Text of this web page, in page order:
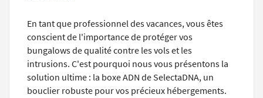
En tant que professionnel des vacances, vous êtes
conscient de l'importance de protéger vos
bungalows de qualité contre les vols et les
intrusions. C'est pourquoi nous vous présentons la
solution ultime : la boxe ADN de SelectaDNA, un
bouclier robuste pour vos précieux hébergements.